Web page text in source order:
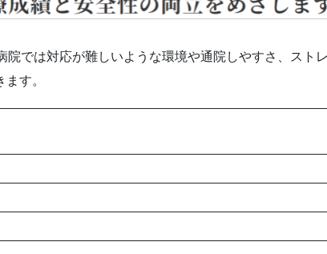
では対応が難しいような環境や通院しやすさ、スト
す。